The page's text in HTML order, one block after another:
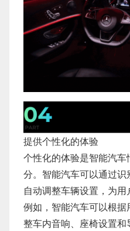
提供个性化的体验
个性化的体验是智能汽
分。智能汽车可以通过
自动调整车辆设置，为用
例如，智能汽车可以根
整车内音响、座椅设置